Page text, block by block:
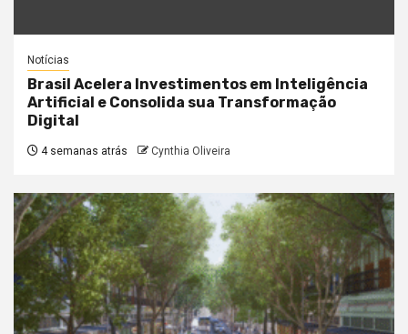
Notícias
Brasil Acelera Investimentos em Inteligência
Artificial e Consolida sua Transformação
Digital
4 semanas atrás Cynthia Oliveira